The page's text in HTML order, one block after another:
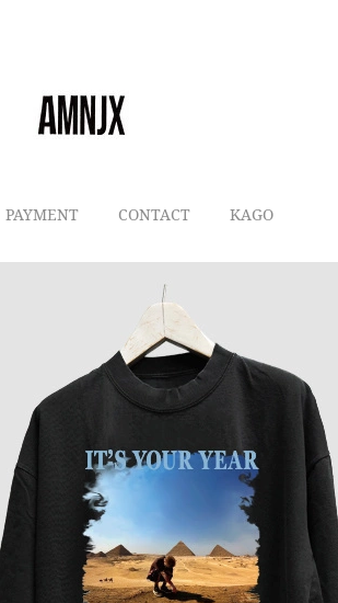
PAYMENT CONTACT KAGO